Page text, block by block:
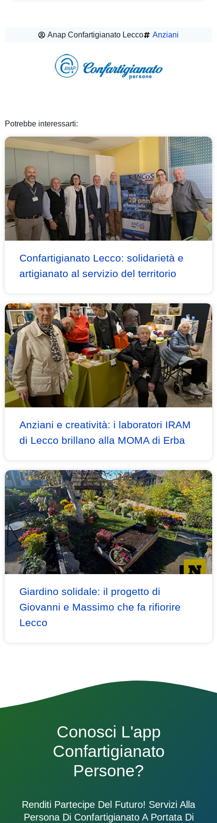
Anap Confartigianato Lecco Anziani
Potrebbe interessarti:
Confartigianato Lecco: solidarietà e
artigianato al servizio del territorio
Anziani e creatività: i laboratori IRAM
di Lecco brillano alla MOMA di Erba
Giardino solidale: il progetto di
Giovanni e Massimo che fa rifiorire
Lecco
Conosci L'app
Confartigianato
Persone?
Renditi Partecipe Del Futuro! Servizi Alla
Persona Di Confartigianato A Portata Di